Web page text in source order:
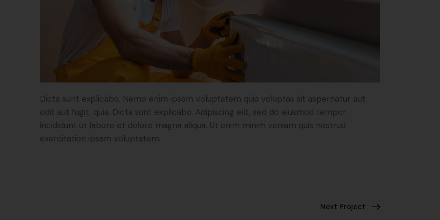
Dicta sunt explicabo. Nemo enim ipsam voluptatem quia voluptas sit aspernatur aut
odit aut fugit, quia. Dicta sunt explicabo. Adipiscing elit, sed do eiusmod tempor
incididunt ut labore et dolore magna aliqua. Ut enim minim veniam quis nostrud
exercitation ipsam voluptatem.
Next Project